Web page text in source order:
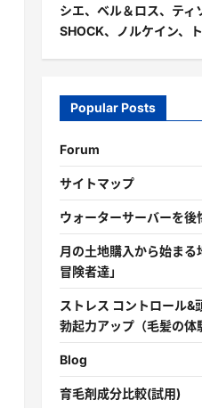
シエ、ベル＆ロス、テ
SHOCK、ノルケイン、ト
Popular Posts
Forum
サイトマップ
ウォーターサーバーを後
月の土地購入から始ま
冒険者達」
ストレス コントロール&
勃起力アップ（毛髪の体
Blog
育毛剤成分比較(試用)